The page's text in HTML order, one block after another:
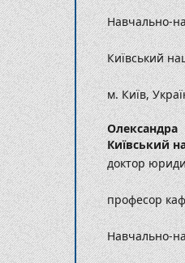
Навчально-
Київський
м. Київ,
Київський
доктор
професор
Навчально-